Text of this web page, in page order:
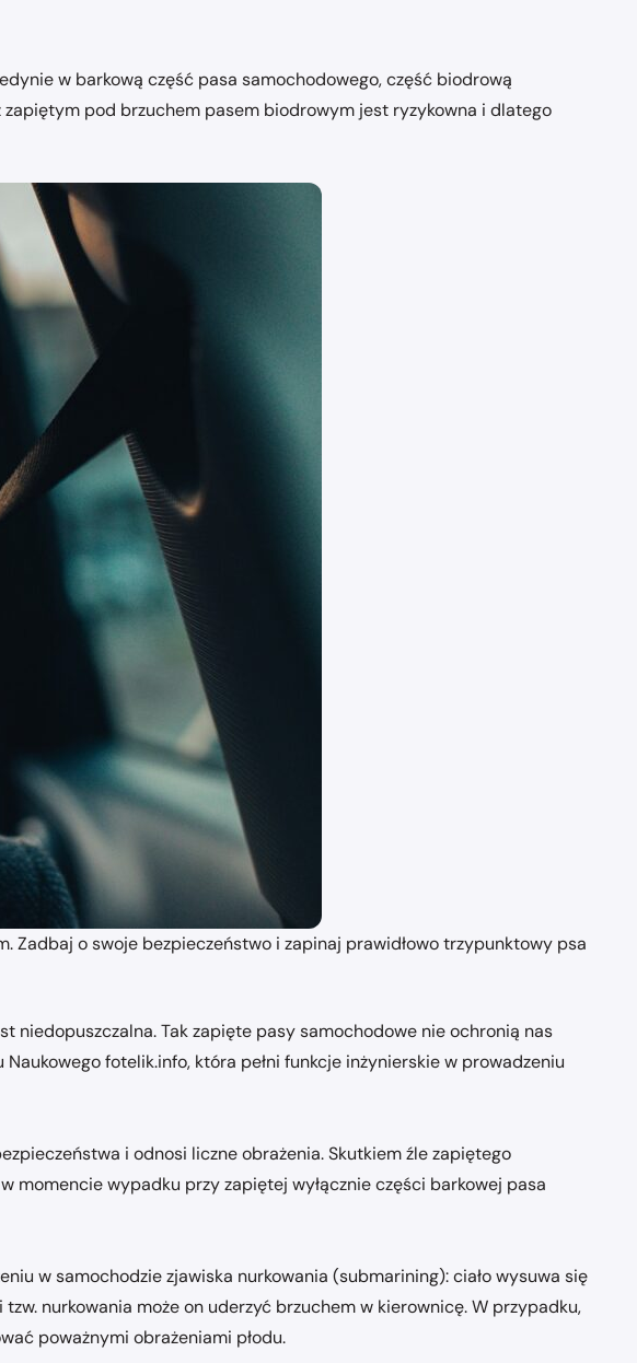
w barkową część pasa samochodowego, część biodrową
zapiętym pod brzuchem pasem biodrowym jest ryzykowna i dlatego
Zadbaj o swoje bezpieczeństwo i zapinaj prawidłowo trzypunktowy psa
niedopuszczalna. Tak zapięte pasy samochodowe nie ochronią nas
fotelik.info, która pełni funkcje inżynierskie w prowadzeniu
i odnosi liczne obrażenia. Skutkiem źle zapiętego
momencie wypadku przy zapiętej wyłącznie części barkowej pasa
w samochodzie zjawiska nurkowania (submarining): ciało wysuwa się
nurkowania może on uderzyć brzuchem w kierownicę. W przypadku,
poważnymi obrażeniami płodu.